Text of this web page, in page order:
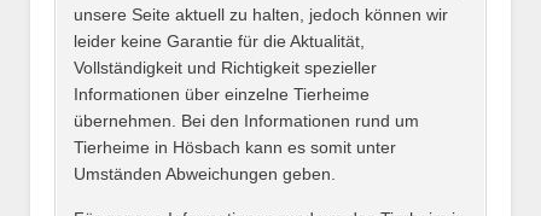
E-Mail*
unsere Seite aktuell zu halten, jedoch können wir
leider keine Garantie für die Aktualität,
Vollständigkeit und Richtigkeit spezieller
Informationen über einzelne Tierheime
übernehmen. Bei den Informationen rund um
Tierheime in Hösbach kann es somit unter
Umständen Abweichungen geben.